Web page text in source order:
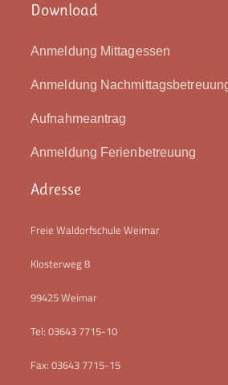
Download
Anmeldung Mittagessen
Anmeldung
Aufnahmeantrag
Anmeldung Ferienbetreuung
Adresse
Freie Waldorfschule Weimar
Klosterweg 8
99425 Weimar
Tel: 03643 7715-10
Fax: 03643 7715-15